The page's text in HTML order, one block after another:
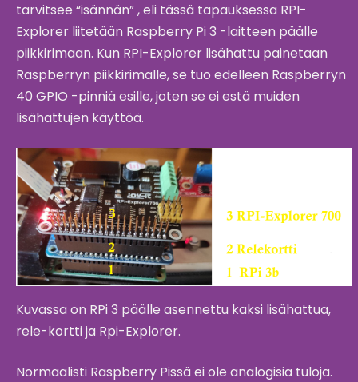
tarvitsee “isännän” , eli tässä tapauksessa RPI-
Explorer liitetään Raspberry Pi 3 -laitteen päälle
piikkirimaan. Kun RPI-Explorer lisähattu painetaan
Raspberryn piikkirimalle, se tuo edelleen Raspberryn
40 GPIO -pinniä esille, joten se ei estä muiden
lisähattujen käyttöä.
Kuvassa on RPi 3 päälle asennettu kaksi lisähattua,
rele-kortti ja Rpi-Explorer.
Normaalisti Raspberry Pissä ei ole analogisia tuloja.